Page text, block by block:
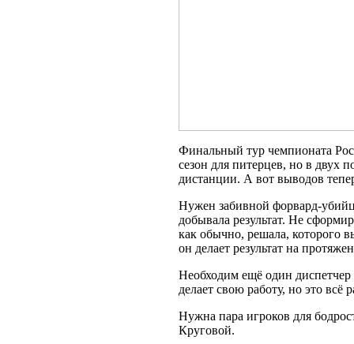
Финальный тур чемпионата
сезон для питерцев, но в двух
дистанции. А вот выводов
Нужен забивной форвард-
добывала результат. Не
как обычно, решала, которого
он делает результат на
Необходим ещё один
делает свою работу, но это всё
Нужна пара игроков для
Круговой.